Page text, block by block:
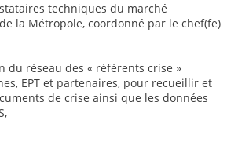
techniques du marché
la Métropole, coordonné par le chef(fe)
du réseau des « référents crise »
EPT et partenaires, pour recueillir et
de crise ainsi que les données